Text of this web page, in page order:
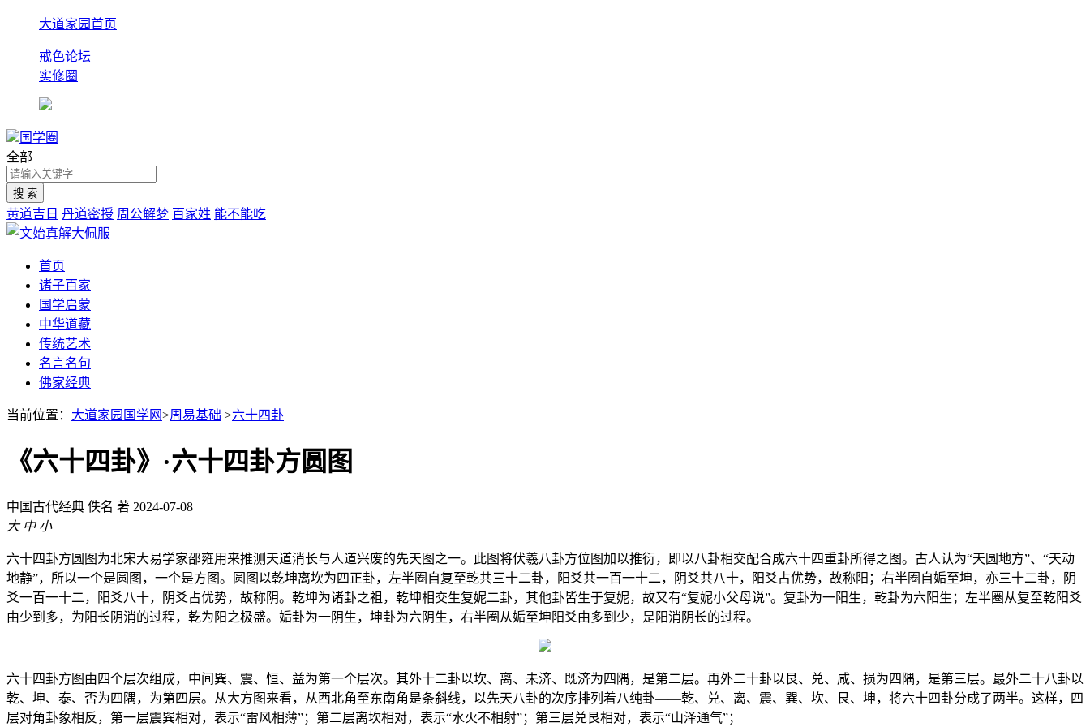
大道家园首页
戒色论坛
实修圈
国学圈
全部
黄道吉日 丹道密授 周公解梦 百家姓 能不能吃
首页
诸子百家
国学启蒙
中华道藏
传统艺术
名言名句
佛家经典
当前位置： 大道家园国学网>周易基础 >六十四卦
《六十四卦》·六十四卦方圆图
中国古代经典 佚名 著 2024-07-08
大 中 小
六十四卦方圆图为北宋大易学家邵雍用来推测天道消长与人道兴废的先天图之一。此图将伏羲八卦方位图加以推衍，即以八卦相交配合成六十四重卦所得之图。古人认为“天圆地方”、“天动
地静”，所以一个是圆图，一个是方图。圆图以乾坤离坎为四正卦，左半圈自复至乾共三十二卦，阳爻共一百一十二，阴爻共八十，阳爻占优势，故称阳；右半圈自姤至坤，亦三十二卦，阴
爻一百一十二，阳爻八十，阴爻占优势，故称阴。乾坤为诸卦之祖，乾坤相交生复妮二卦，其他卦皆生于复妮，故又有“复妮小父母说”。复卦为一阳生，乾卦为六阳生；左半圈从复至乾阳爻
由少到多，为阳长阴消的过程，乾为阳之极盛。姤卦为一阴生，坤卦为六阴生，右半圈从姤至坤阳爻由多到少，是阳消阴长的过程。
六十四卦方图由四个层次组成，中间巽、震、恒、益为第一个层次。其外十二卦以坎、离、未济、既济为四隅，是第二层。再外二十卦以艮、兑、咸、损为四隅，是第三层。最外二十八卦以
乾、坤、泰、否为四隅，为第四层。从大方图来看，从西北角至东南角是条斜线，以先天八卦的次序排列着八纯卦——乾、兑、离、震、巽、坎、艮、坤，将六十四卦分成了两半。这样，四
层对角卦象相反，第一层震巽相对，表示“雷风相薄”；第二层离坎相对，表示“水火不相射”；第三层兑艮相对，表示“山泽通气”；